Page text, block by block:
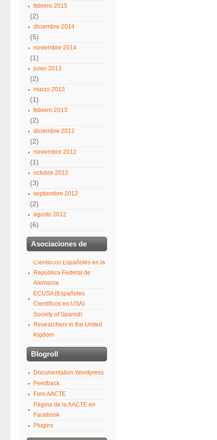
febrero 2015
(2)
diciembre 2014
(5)
noviembre 2014
(1)
junio 2013
(2)
marzo 2013
(1)
febrero 2013
(2)
diciembre 2012
(2)
noviembre 2012
(1)
octubre 2012
(3)
septiembre 2012
(2)
agosto 2012
(6)
Asociaciones de
investigadores
Científicos Españoles en la
República Federal de
Alemania
ECUSA (Españoles
Cientificos en USA)
Society of Spanish
Researchers in the United
Kigdom
Blogroll
Documentation Wordpress
Feedback
Foro AACTE
Página de la AACTE en
Facebook
Plugins